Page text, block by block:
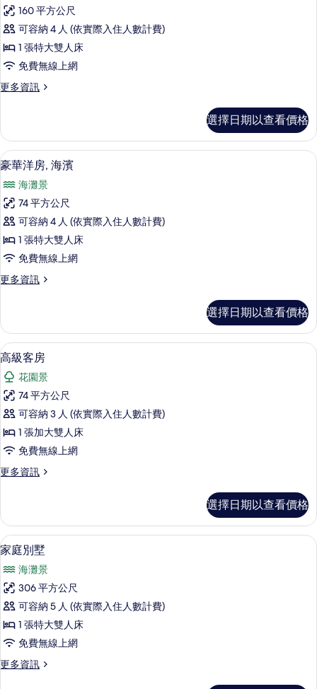
Pool
Villa
的
所
有
160 平方公尺
可容納 4 人 (依實際入住人數計費)
1 張特大雙人床
免費無線上網
更多資訊
更
Villa
的
詳
選擇日期以查看價格
顯
示
豪
華
洋
房,
海
濱
所
有
相
片
低過敏寢具、羽絨被、迷你吧、客房
7
豪華洋房, 海濱
海灘景
74 平方公尺
可容納 4 人 (依實際入住人數計費)
1 張特大雙人床
免費無線上網
更多資訊
更
洋
房,
海
的
詳
選擇日期以查看價格
顯
示
高
級
客
房
的
所
相
片
低過敏寢具、羽絨被、迷你吧、客房
13
高級客房
花園景
74 平方公尺
可容納 3 人 (依實際入住人數計費)
1 張加大雙人床
免費無線上網
更多資訊
更
客
房
的
詳
情
選擇日期以查看價格
顯
示
家
庭
別
墅
的
所
家庭別墅 | 起居區 | 42-吋 LCD 液晶電
7
家庭別墅
海灘景
306 平方公尺
可容納 5 人 (依實際入住人數計費)
1 張特大雙人床
免費無線上網
更多資訊
更